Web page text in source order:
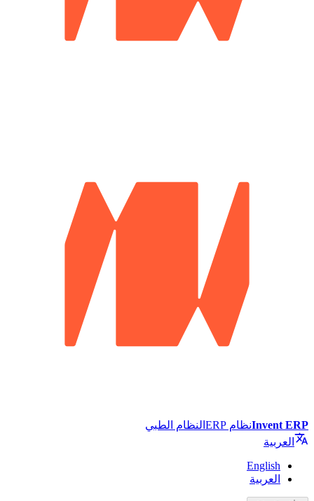
Invent ERPنظام ERP
النظام الطبي
العربية
English
العربية